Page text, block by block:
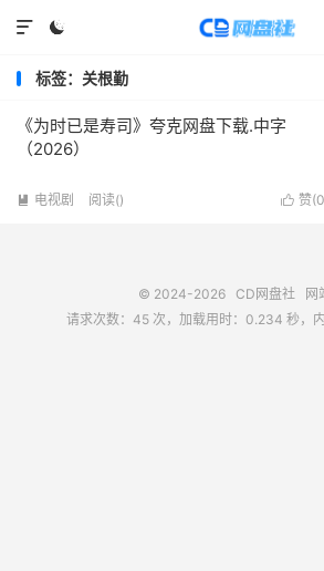


标签：关根勤
《为时已是寿司》夸克网盘下载.中字
（2026）
 赞(0
 电视剧 阅读()
© 2024-2026 CD网盘社
网
请求次数：45 次，加载用时：0.234 秒，